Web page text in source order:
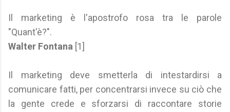
Il marketing è l'apostrofo rosa tra le parole
"Quant'è?".
Walter Fontana [1]
Il marketing deve smetterla di intestardirsi a
comunicare fatti, per concentrarsi invece su ciò che
la gente crede e sforzarsi di raccontare storie